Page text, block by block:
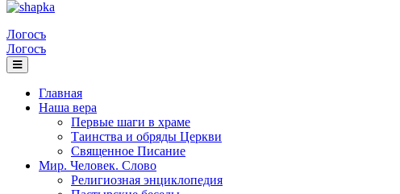
Логосъ
Логосъ
Главная
Наша вера
Первые шаги в храме
Таинства и обряды Церкви
Священное Писание
Мир. Человек. Слово
Религиозная энциклопедия